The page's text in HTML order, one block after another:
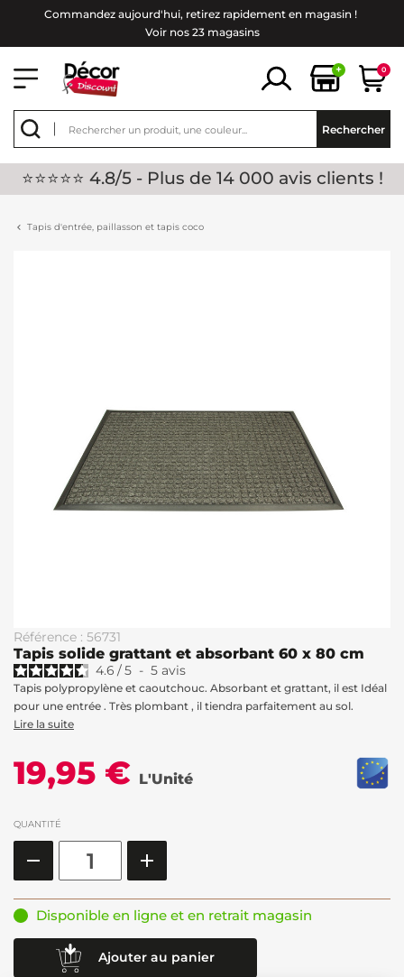
Commandez aujourd'hui, retirez rapidement en magasin !
Voir nos 23 magasins
+ 0
Rechercher
⭐⭐⭐⭐⭐ 4.8/5 - Plus de 14 000 avis clients !
Tapis d'entrée, paillasson et tapis coco
Référence : 56731
Tapis solide grattant et absorbant 60 x 80 cm
4.6 /5 - 5 avis
Tapis polypropylène et caoutchouc. Absorbant et grattant, il est Idéal
pour une entrée . Très plombant , il tiendra parfaitement au sol.
Lire la suite
19,95 € L'Unité
QUANTITÉ
Disponible en ligne et en retrait magasin
Ajouter au panier